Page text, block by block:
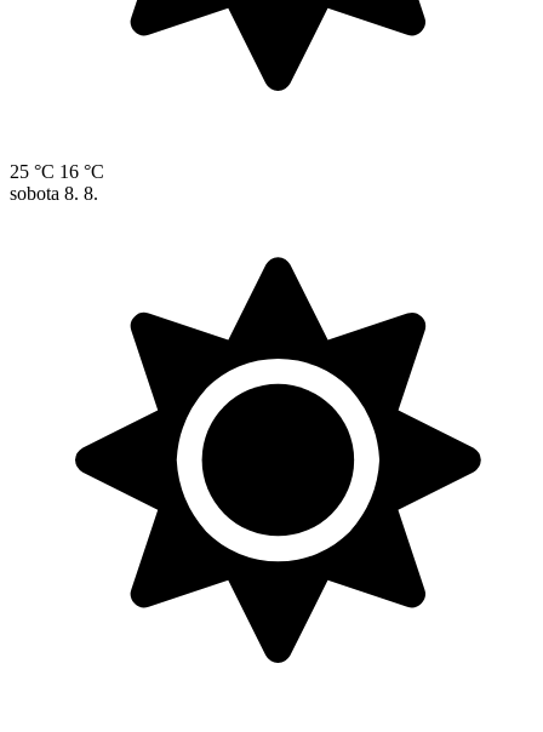
25 °C 16 °C
sobota 8. 8.